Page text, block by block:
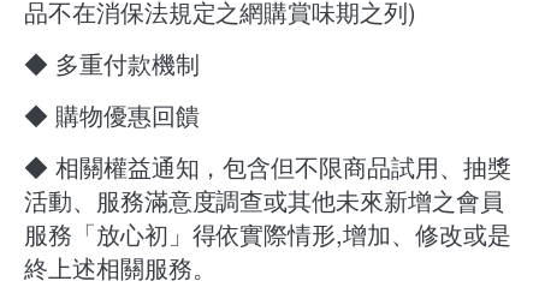
品不在消保法規定之網購賞味期之列)
◆ 多重付款機制
◆ 購物優惠回饋
◆ 相關權益通知，包含但不限商品試用、抽獎
活動、服務滿意度調查或其他未來新增之會員
服務「放心初」得依實際情形,增加、修改或是
終上述相關服務。